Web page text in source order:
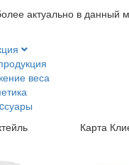
актуально в данный
веса
Карта